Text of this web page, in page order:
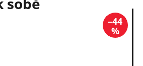
–44
%